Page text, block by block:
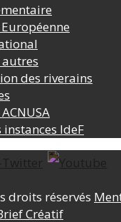
autres
des riverains
instances IdeF
droits réservés
Créatif